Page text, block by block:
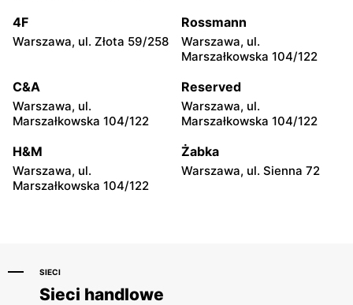
Iwierzyce, ul. Iwierzyce
152A
Tczew, ul. Franciszka Żwirki
61
Hyżne, ul. Hyżne 100 Jarosław, ul. Pełkińska 147
moje sklepy moje sklepy
4F
Warszawa, ul. Złota 59/258
Rossmann
Warszawa, ul.
Marszałkowska 104/122
C&A
Warszawa, ul.
Marszałkowska 104/122
Reserved
Warszawa, ul.
Marszałkowska 104/122
H&M
Warszawa, ul.
Marszałkowska 104/122
Żabka
Warszawa, ul. Sienna 72
SIECI
Sieci handlowe